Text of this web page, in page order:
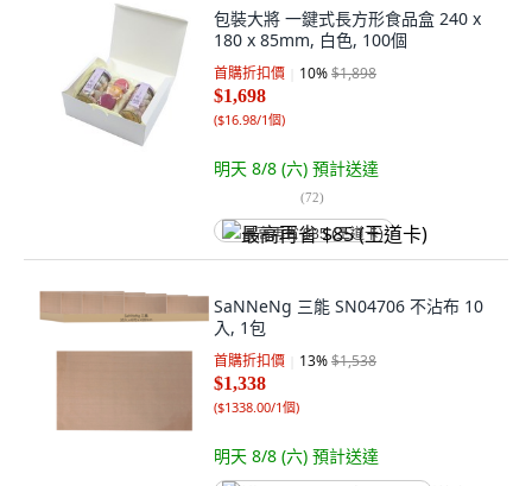
包裝大將 一鍵式長方形食品盒 240 x
180 x 85mm, 白色, 100個
首購折扣價 10%$1,898
$1,698
($16.98/1個)
明天 8/8 (六) 預計送達
(72)
最高再省 $85 (王道卡)
SaNNeNg 三能 SN04706 不沾布 10
入, 1包
首購折扣價 13%$1,538
$1,338
($1338.00/1個)
明天 8/8 (六) 預計送達